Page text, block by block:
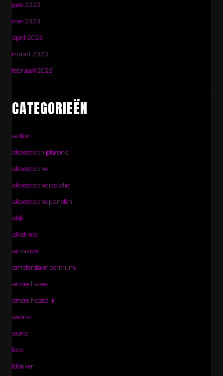
juni 2023
mei 2023
april 2023
maart 2023
februari 2023
CATEGORIEËN
action
akoestisch plafond
akoestische
akoestische isolatie
akoestische panelen
aldi
all of me
amazon
amsterdam centrum
andre hazes
andre hazes jr
asona
auna
bcc
blokker